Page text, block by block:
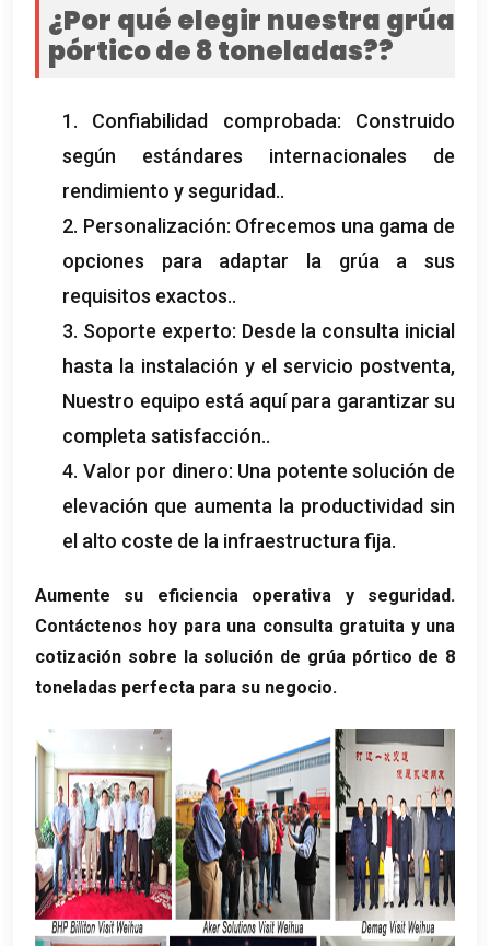
¿Por qué elegir nuestra grúa
pórtico de 8 toneladas??
1. Confiabilidad comprobada: Construido
según estándares internacionales de
rendimiento y seguridad..
2. Personalización: Ofrecemos una gama de
opciones para adaptar la grúa a sus
requisitos exactos..
3. Soporte experto: Desde la consulta inicial
hasta la instalación y el servicio postventa,
Nuestro equipo está aquí para garantizar su
completa satisfacción..
4. Valor por dinero: Una potente solución de
elevación que aumenta la productividad sin
el alto coste de la infraestructura fija.
Aumente su eficiencia operativa y seguridad.
Contáctenos hoy para una consulta gratuita y una
cotización sobre la solución de grúa pórtico de 8
toneladas perfecta para su negocio.